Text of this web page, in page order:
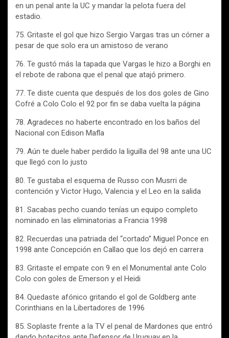
en un penal ante la UC y mandar la pelota fuera del
estadio.
75. Gritaste el gol que hizo Sergio Vargas tras un córner a
pesar de que solo era un amistoso de verano
76. Te gustó más la tapada que Vargas le hizo a Borghi en
el rebote de rabona que el penal que atajó primero.
77. Te diste cuenta que después de los dos goles de Gino
Cofré a Colo Colo el 92 por fin se daba vuelta la página
78. Agradeces no haberte encontrado en los baños del
Nacional con Edison Mafla
79. Aún te duele haber perdido la liguilla del 98 ante una UC
que llegó con lo justo
80. Te gustaba el esquema de Russo con Musrri de
contención y Victor Hugo, Valencia y el Leo en la salida
81. Sacabas pecho cuando tenías un equipo completo
nominado en las eliminatorias a Francia 1998
82. Recuerdas una patriada del “cortado” Miguel Ponce en
1998 ante Concepción en Callao que los dejó en carrera
83. Gritaste el empate con 9 en el Monumental ante Colo
Colo con goles de Emerson y el Heidi
84. Quedaste afónico gritando el gol de Goldberg ante
Corinthians en la Libertadores de 1996
85. Soplaste frente a la TV el penal de Mardones que entró